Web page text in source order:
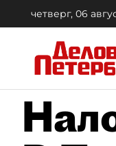
четверг, 06